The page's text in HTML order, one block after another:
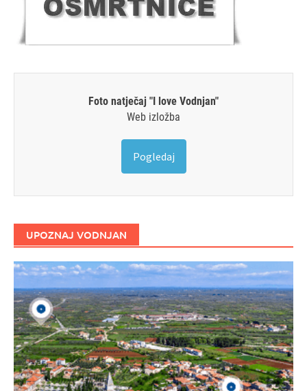
Foto natječaj "I love Vodnjan"
Web izložba
Pogledaj
UPOZNAJ VODNJAN